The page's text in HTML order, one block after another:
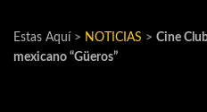
Estas Aquí > NOTICIAS > Cine
mexicano “Güeros”